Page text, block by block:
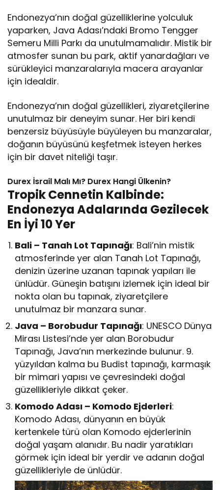
Endonezya’nın doğal güzelliklerine yolculuk
yaparken, Java Adası’ndaki Bromo Tengger
Semeru Milli Parkı da unutulmamalıdır. Mistik bir
atmosfer sunan bu park, aktif yanardağları ve
sürükleyici manzaralarıyla macera arayanlar
için idealdir.
Endonezya’nın doğal güzellikleri, ziyaretçilerine
unutulmaz bir deneyim sunar. Her biri kendi
benzersiz büyüsüyle büyüleyen bu manzaralar,
doğanın büyüsünü keşfetmek isteyen herkes
için bir davet niteliği taşır.
Durex İsrail Malı Mı? Durex Hangi Ülkenin?
Tropik Cennetin Kalbinde:
Endonezya Adalarında Gezilecek
En İyi 10 Yer
Bali – Tanah Lot Tapınağı: Bali’nin mistik
atmosferinde yer alan Tanah Lot Tapınağı,
denizin üzerine uzanan tapınak yapıları ile
ünlüdür. Güneşin batışını izlemek için ideal bir
nokta olan bu tapınak, ziyaretçilere
unutulmaz bir manzara sunar.
Java – Borobudur Tapınağı: UNESCO Dünya
Mirası Listesi’nde yer alan Borobudur
Tapınağı, Java’nın merkezinde bulunur. 9.
yüzyıldan kalma bu Budist tapınağı, karmaşık
bir mimari yapısı ve çevresindeki doğal
güzellikleriyle dikkat çeker.
Komodo Adası – Komodo Ejderleri:
Komodo Adası, dünyanın en büyük
kertenkele türü olan Komodo ejderlerinin
doğal yaşam alanıdır. Bu nadir yaratıkları
görmek için ideal bir yerdir ve adanın doğal
güzellikleriyle de ünlüdür.